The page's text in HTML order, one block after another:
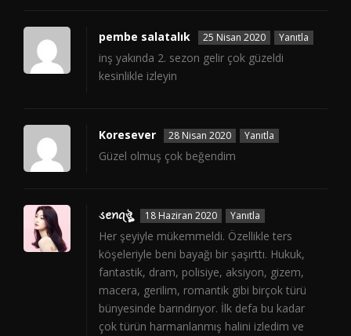
pembe salatalık 25 Nisan 2020 Yanıtla
inş yakında 2. sezon gelir çok güzeldi
kesinlikle izleyin
Koresever 28 Nisan 2020 Yanıtla
Güzel olmuş çok beğendim
ડꫀꪀꪖঔৣ 18 Haziran 2020 Yanıtla
Her şeyiyle mükemmeldi. Özellikle ters
köşeleriyle beni bayağı bir şaşırttı. Hukuk,
fantastik, dram, polisiye, aksiyon, gizem,
macera, gerilim, romantik gibi birçok türü
bünyesinde barındırıyor. İlk defa bu kadar
çok türün harmanlanmış halini izledim ve